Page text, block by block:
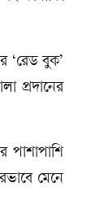
‘রেড বুক’
প্রদানের
পাশাপাশি
মেনে